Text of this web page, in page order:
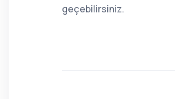
geçebilirsiniz.